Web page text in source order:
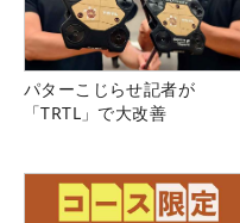
パターこじらせ記者が
「TRTL」で大改善